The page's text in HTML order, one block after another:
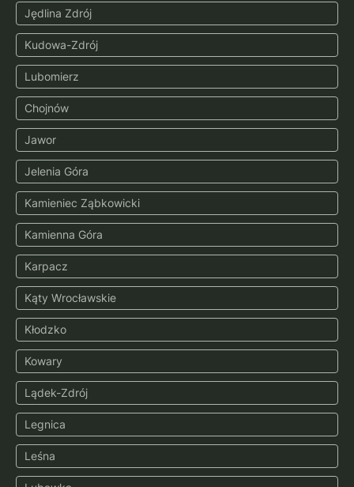
Jędlina Zdrój
Kudowa-Zdrój
Lubomierz
Chojnów
Jawor
Jelenia Góra
Kamieniec Ząbkowicki
Kamienna Góra
Karpacz
Kąty Wrocławskie
Kłodzko
Kowary
Lądek-Zdrój
Legnica
Leśna